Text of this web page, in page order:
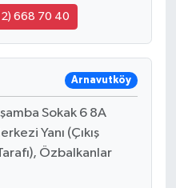
668 70 40
Arnavutköy
Sokak 6 8A
Yanı (Çıkış
Tarafı), Özbalkanlar